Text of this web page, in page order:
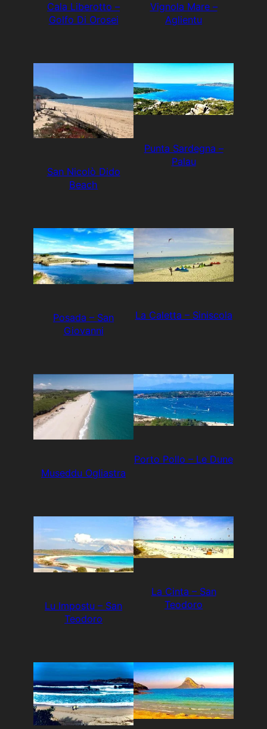
Cala Liberotto –
Golfo Di Orosei
Vignola Mare –
Aglientu
San Nicolò Dido
Beach
Punta Sardegna –
Palau
Posada – San
Giovanni
La Caletta – Siniscola
Museddu Ogliastra
Porto Pollo – Le Dune
Lu Impostu – San
Teodoro
La Cinta – San
Teodoro